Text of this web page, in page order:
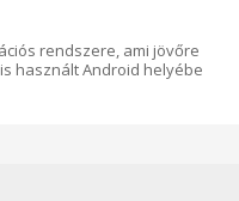
rendszere, ami jövőre
használt Android helyébe